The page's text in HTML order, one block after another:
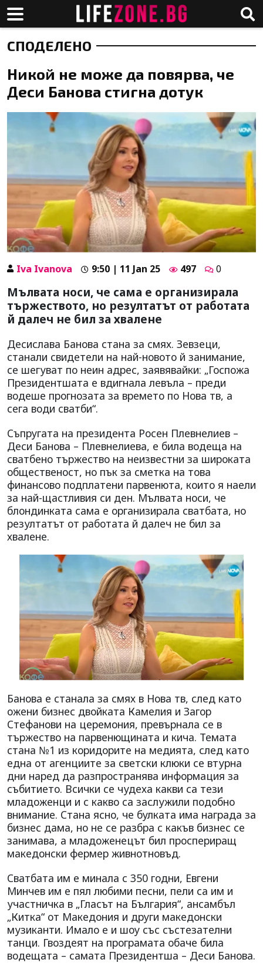
СПОДЕЛЕНО
Никой не може да повярва, че
Деси Банова стигна дотук
Iva Ivanova 9:50 | 11 Jan 25 497 0
Мълвата носи, че сама е организирала
тържеството, но резултатът от работата
й далеч не бил за хвалене
Десислава Банова стана за смях. Зевзеци,
станали свидетели на най-новото й занимание,
се шегуват по неин адрес, заявявайки: „Госпожа
Президентшата е вдигнала левъла – преди
водеше прогнозата за времето по Нова тв, а
сега води сватби“.
Съпругата на президента Росен Плевнелиев –
Деси Банова – Плевнелиева, е била водеща на
сватбено тържество на неизвестни за широката
общественост, но пък за сметка на това
финансово подплатени парвенюта, които я наели
за най-щастливия си ден. Мълвата носи, че
блондинката сама е организирала сватбата, но
резултатът от работата й далеч не бил за
хвалене.
Банова е станала за смях в Нова тв, след като
ожени бизнес двойката Камелия и Загор
Стефанови на церемония, превърнала се в
тържество на парвенющината и кича. Темата
стана №1 из коридорите на медията, след като
една от агенциите за светски клюки се втурна
дни наред да разпространява информация за
събитието. Всички се чудеха какви са тези
младоженци и с какво са заслужили подобно
внимание. Стана ясно, че булката има награда за
бизнес дама, но не се разбра с какъв бизнес се
занимава, а младоженецът бил проспериращ
македонски фермер живнотновъд.
Сватбата им е минала с 350 годни, Евгени
Минчев им е пял любими песни, пели са им и
участничка в „Гласът на България“, ансамбъл
„Китка“ от Македония и други македонски
музиканти. Имало е и шоу със състезателни
танци. Гвоздеят на програмата обаче била
водещата – самата Президентша – Деси Банова.